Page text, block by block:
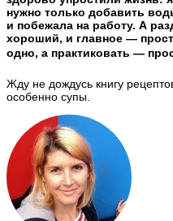
нужно только добавить
и побежала на работу. А
хороший, и главное —
одно, а практиковать —
Жду не дождусь книгу
особенно супы.